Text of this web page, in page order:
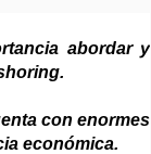
abordar y
con enormes
económica.